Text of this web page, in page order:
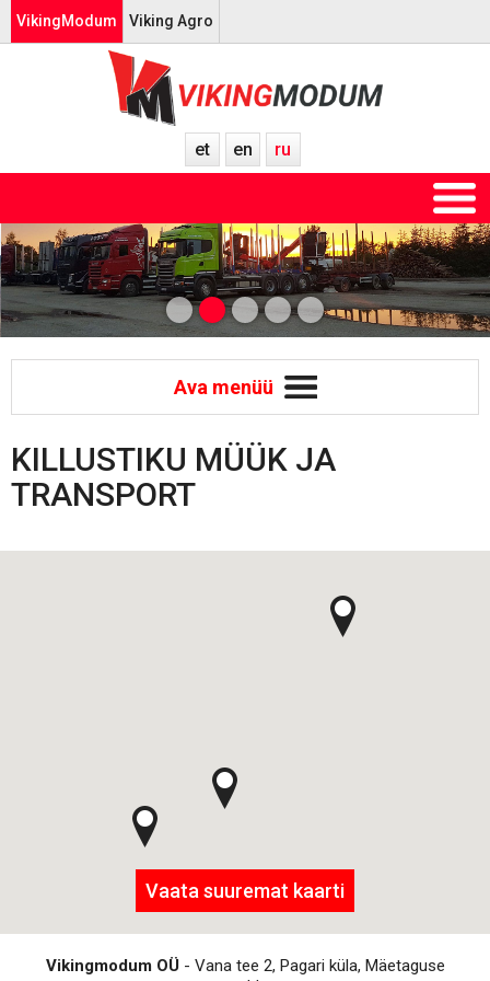
VikingModum Viking Agro
et en ru
Ava menüü
KILLUSTIKU MÜÜK JA
TRANSPORT
Vaata suuremat kaarti
Vikingmodum OÜ- Vana tee 2, Pagari küla, Mäetaguse